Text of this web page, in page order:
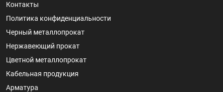
Контакты
Политика конфиденциальности
Черный металлопрокат
Нержавеющий прокат
Цветной металлопрокат
Кабельная продукция
Арматура